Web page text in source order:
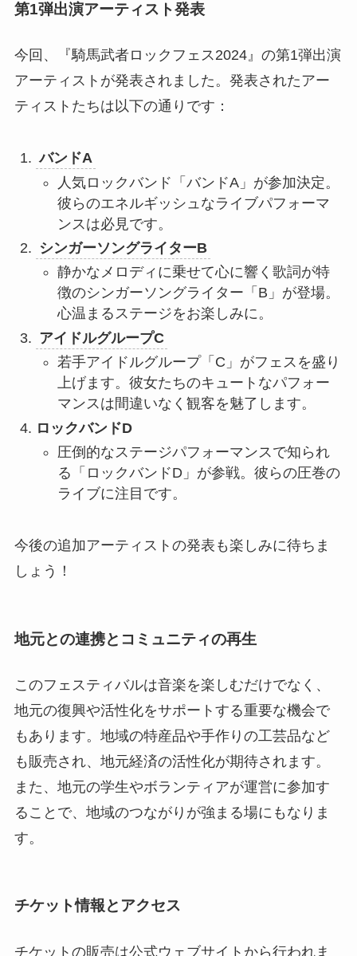
第1弾出演アーティスト発表
今回、『騎馬武者ロックフェス2024』の第1弾出演
アーティストが発表されました。発表されたアー
ティストたちは以下の通りです：
バンドA
人気ロックバンド「バンドA」が参加決定。
彼らのエネルギッシュなライブパフォーマ
ンスは必見です。
シンガーソングライターB
静かなメロディに乗せて心に響く歌詞が特
徴のシンガーソングライター「B」が登場。
心温まるステージをお楽しみに。
アイドルグループC
若手アイドルグループ「C」がフェスを盛り
上げます。彼女たちのキュートなパフォー
マンスは間違いなく観客を魅了します。
ロックバンドD
圧倒的なステージパフォーマンスで知られ
る「ロックバンドD」が参戦。彼らの圧巻の
ライブに注目です。
今後の追加アーティストの発表も楽しみに待ちま
しょう！
地元との連携とコミュニティの再生
このフェスティバルは音楽を楽しむだけでなく、
地元の復興や活性化をサポートする重要な機会で
もあります。地域の特産品や手作りの工芸品など
も販売され、地元経済の活性化が期待されます。
また、地元の学生やボランティアが運営に参加す
ることで、地域のつながりが強まる場にもなりま
す。
チケット情報とアクセス
チケットの販売は公式ウェブサイトから行われま